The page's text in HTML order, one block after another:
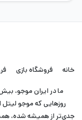
خانه فروشگاه بازی
روزهایی که موجو لیتل
جدی‌تر از همیشه شده،